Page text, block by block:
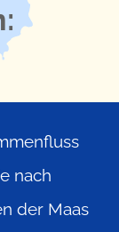
nach
der Maas